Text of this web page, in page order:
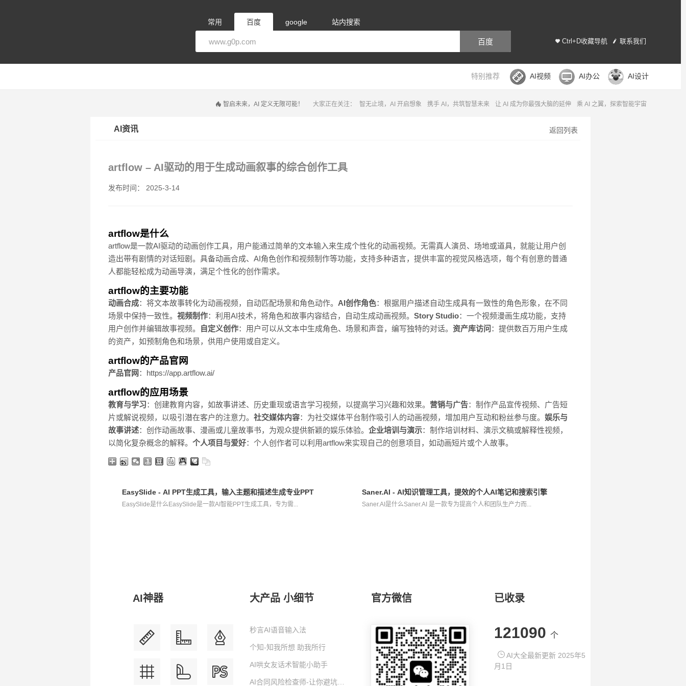
常用 百度 google 站内搜索
Ctrl+D收藏导航 联系我们
百度
特别推荐 AI视频 AI办公 AI设计
大家正在关注： 智无止境，AI 开启想象 携手 AI，共筑智慧未来 让 AI 成为你最强大脑的延伸 乘 AI 之翼，探索智能宇宙
智启未来，AI 定义无限可能！
返回列表
AI资讯
artflow – AI驱动的用于生成动画叙事的综合创作工具
发布时间： 2025-3-14
artflow是什么
artflow是一款AI驱动的动画创作工具，用户能通过简单的文本输入来生成个性化的动画视频。无需真人演员、场地或道具，就能让用户创
造出带有剧情的对话短剧。具备动画合成、AI角色创作和视频制作等功能，支持多种语言，提供丰富的视觉风格选项，每个有创意的普通
人都能轻松成为动画导演，满足个性化的创作需求。
artflow的主要功能
动画合成：将文本故事转化为动画视频，自动匹配场景和角色动作。 AI创作角色：根据用户描述自动生成具有一致性的角色形象，在不同
场景中保持一致性。 视频制作：利用AI技术，将角色和故事内容结合，自动生成动画视频。 Story Studio：一个视频漫画生成功能，支持
用户创作并编辑故事视频。
自定义创作：用户可以从文本中生成角色、场景和声音，编写独特的对话。 资产库访问 ：提供数百万用户生成
的资产，如预制角色和场景，供用户使用或自定义。
artflow的产品官网
产品官网 ：https://app.artflow.ai/
artflow的应用场景
教育与学习：创建教育内容，如故事讲述、历史重现或语言学习视频，以提高学习兴趣和效果。 营销与广告：制作产品宣传视频、广告短
片或解说视频，以吸引潜在客户的注意力。 社交媒体内容：为社交媒体平台制作吸引人的动画视频，增加用户互动和粉丝参与度。 娱乐与
故事讲述：创作动画故事、漫画或儿童故事书，为观众提供新颖的娱乐体验。 企业培训与演示：制作培训材料、演示文稿或解释性视频，
以简化复杂概念的解释。 个人项目与爱好：个人创作者可以利用artflow来实现自己的创意项目，如动画短片或个人故事。
EasySlide - AI PPT生成工具，输入主题和描述生成专业PPT
EasySlide是什么EasySlide是一款AI智能PPT生成工具，专为需...
Saner.AI - AI知识管理工具，提效的个人AI笔记和搜索引擎
Saner.AI是什么Saner.AI 是一款专为提高个人和团队生产力而...
AI神器 大产品 小细节
秒言AI语音输入法
个知-知我所想 助我所行
AI哄女友话术智能小助手
官方微信 已收录
121090 个
AI大全最新更新 2025年5
月1日